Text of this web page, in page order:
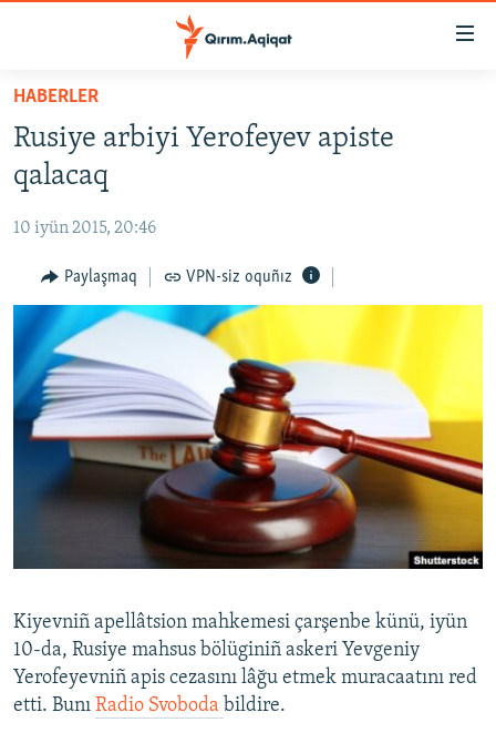
Esas
qaytmaq
Baş
navigatsiyağa
qaytmaq
qaytmaq
SİYASET
İQTİSADİYAT
CEMİYET
MEDENİYET
İNSAN AQLARI
VİDEO
SÜRET
BLOGLAR
FİKİR
Українською
QOŞULIÑIZ!
HABERLER
Rusiye arbiyi Yerofeyev apiste
qalacaq
10 iyün 2015, 20:46
Paylaşmaq VPN-siz oquñız
Kiyevniñ apellâtsion mahkemesi çarşenbe künü, iyün
10-da, Rusiye mahsus bölüginiñ askeri Yevgeniy
Yerofeyevniñ apis cezasını lâğu etmek muracaatını red
etti. Bunı Radio Svoboda bildire.